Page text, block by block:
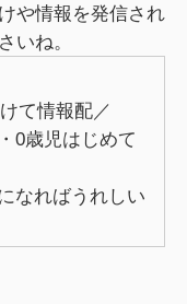
や情報を発信され
いね。
て情報配／
0歳児はじめて
なればうれしい